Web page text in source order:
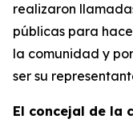
realizaron
públicas para
la comunidad y
ser su
El concejal de la